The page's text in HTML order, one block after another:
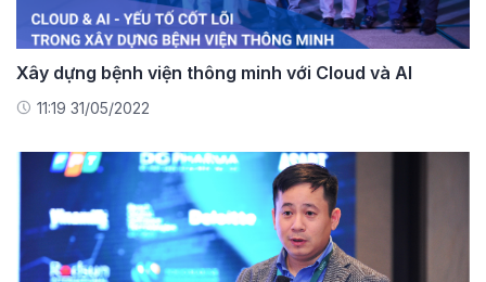
Xây dựng bệnh viện thông minh với Cloud và AI
11:19 31/05/2022